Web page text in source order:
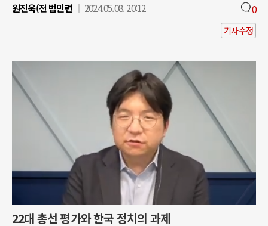
원진욱(전 범민련
2024.05.08. 20:12 0
기사수정
22대 총선 평가와 한국 정치의 과제